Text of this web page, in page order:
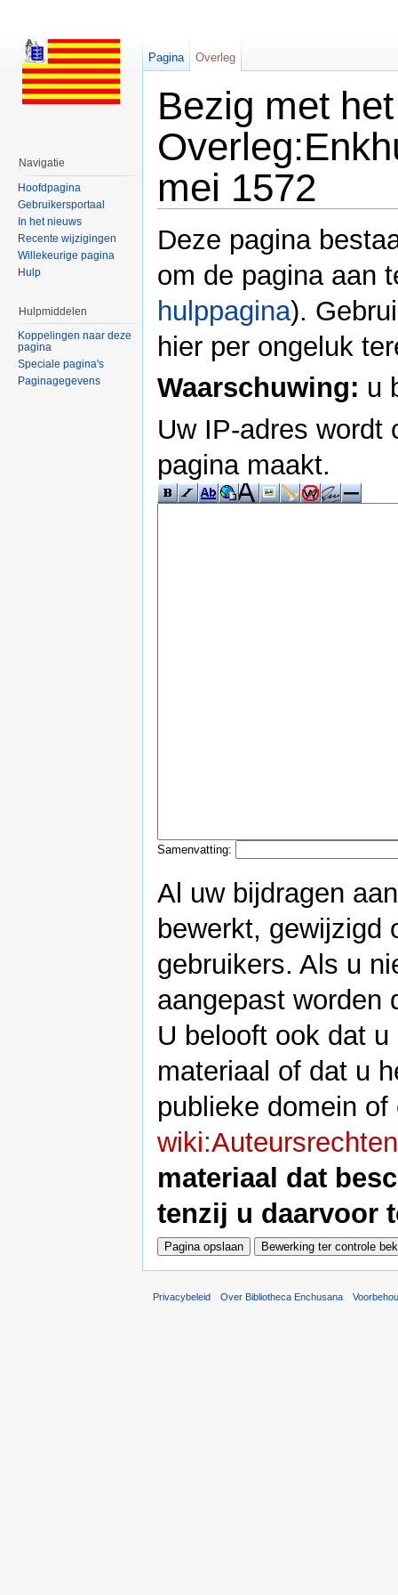
Bezig met
mei 1572
Deze pagina
om de pagina aan
hulppagina).
hier per ongeluk
Waarschuwing: u
Uw IP-adres wordt
pagina maakt.
Samenvatting:
Al uw bijdragen
bewerkt, gewijzigd
gebruikers. Als u
aangepast worden
U belooft ook dat
materiaal of dat u
publieke domein
wiki:Auteursrechten
materiaal dat
tenzij u daarvoor
Pagina Overleg
Navigatie
Hoofdpagina
Gebruikersportaal
In het nieuws
Recente wijzigingen
Willekeurige pagina
Hulp
Hulpmiddelen
Koppelingen naar deze
pagina
Speciale pagina's
Paginagegevens
Privacybeleid Over Bibliotheca Enchusana